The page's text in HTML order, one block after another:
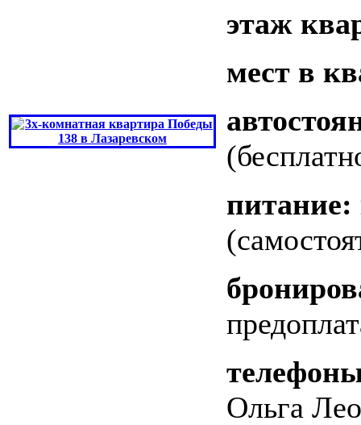
этаж
мест в
питание:
Ольга